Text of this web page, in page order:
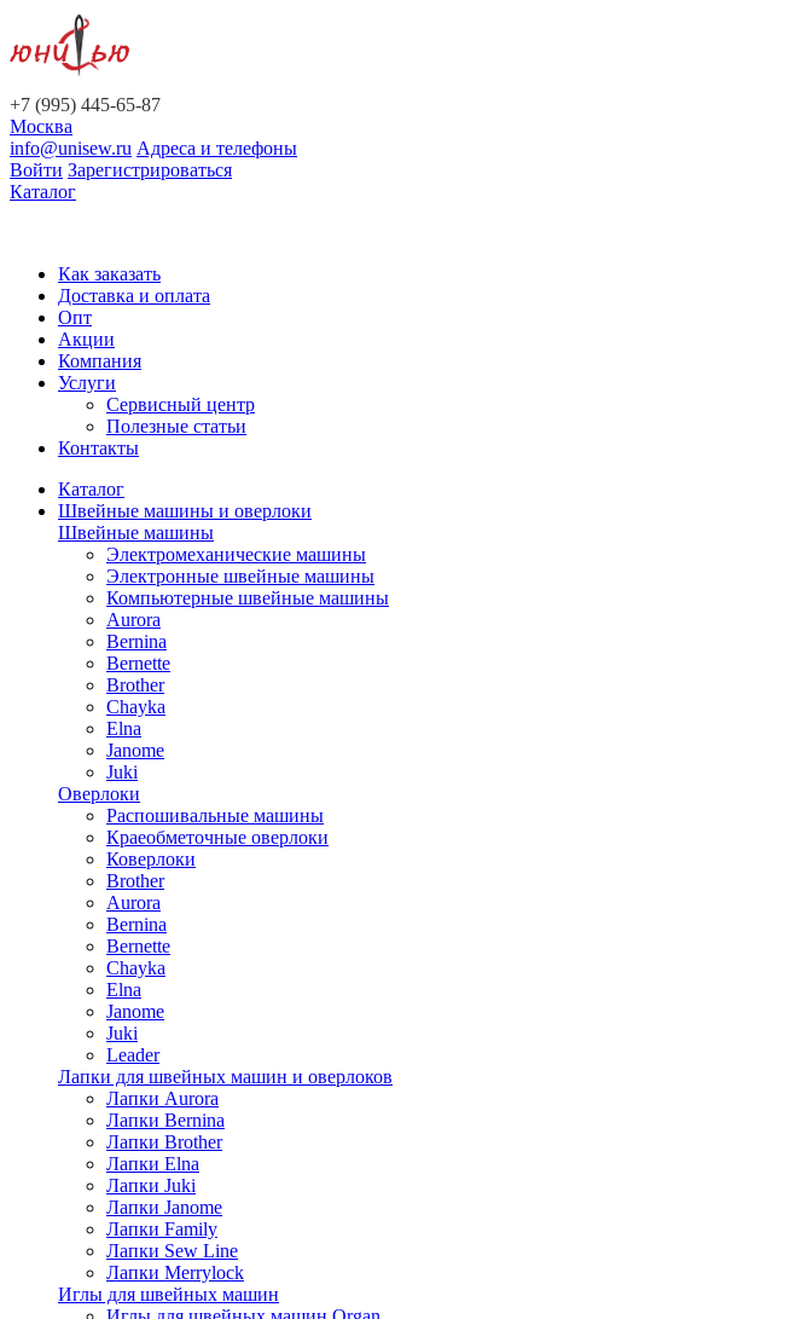
+7 (995) 445-65-87
Москва
info@unisew.ru Адреса и телефоны
Войти Зарегистрироваться
Каталог
Как заказать
Доставка и оплата
Опт
Акции
Компания
Услуги
Сервисный центр
Полезные статьи
Контакты
Каталог
Швейные машины и оверлоки
Швейные машины
Электромеханические машины
Электронные швейные машины
Компьютерные швейные машины
Aurora
Bernina
Bernette
Brother
Chayka
Elna
Janome
Juki
Оверлоки
Распошивальные машины
Краеобметочные оверлоки
Коверлоки
Brother
Aurora
Bernina
Bernette
Chayka
Elna
Janome
Juki
Leader
Лапки для швейных машин и оверлоков
Лапки Aurora
Лапки Bernina
Лапки Brother
Лапки Elna
Лапки Juki
Лапки Janome
Лапки Family
Лапки Sew Line
Лапки Merrylock
Иглы для швейных машин